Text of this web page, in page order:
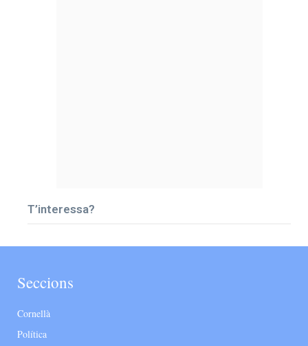
T’interessa?
Seccions
Cornellà
Política